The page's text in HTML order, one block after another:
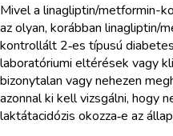
Mivel a linagliptin/metformin-
az olyan, korábban linagliptin/
kontrollált 2‑es típusú
laboratóriumi eltérések vagy
bizonytalan vagy nehezen
azonnal ki kell vizsgálni, hogy
laktátacidózis okozza‑e az